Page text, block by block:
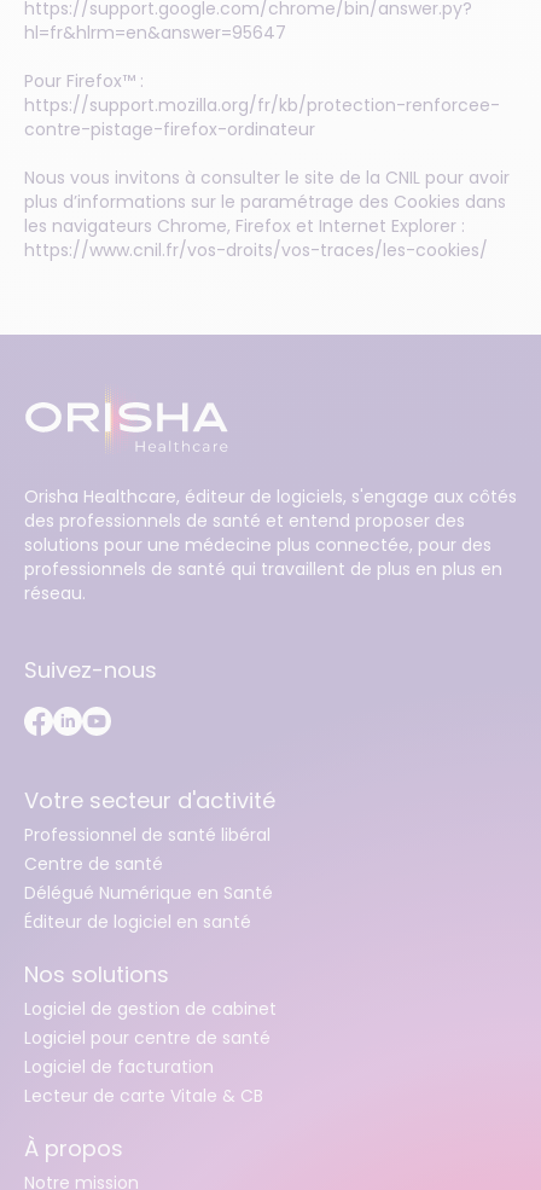
https://support.google.com/chrome/bin/answer.py?
hl=fr&hlrm=en&answer=95647
Pour Firefox™ :
https://support.mozilla.org/fr/kb/protection-renforcee-
contre-pistage-firefox-ordinateur
Nous vous invitons à consulter le site de la CNIL pour avoir
plus d’informations sur le paramétrage des Cookies dans
les navigateurs Chrome, Firefox et Internet Explorer :
https://www.cnil.fr/vos-droits/vos-traces/les-cookies/
Orisha Healthcare, éditeur de logiciels, s'engage aux côtés
des professionnels de santé et entend proposer des
solutions pour une médecine plus connectée, pour des
professionnels de santé qui travaillent de plus en plus en
réseau.
Suivez-nous
Votre secteur d'activité
Professionnel de santé libéral
Centre de santé
Délégué Numérique en Santé
Éditeur de logiciel en santé
Nos solutions
Logiciel de gestion de cabinet
Logiciel pour centre de santé
Logiciel de facturation
Lecteur de carte Vitale & CB
À propos
Notre mission